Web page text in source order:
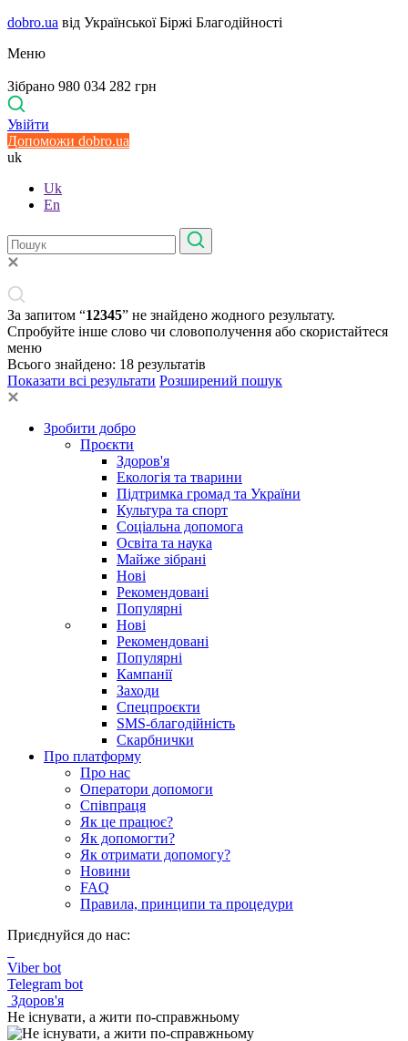
dobro.ua від Української Біржі Благодійності
Меню
Зібрано 980 034 282 грн
Увійти
Допоможи dobro.ua
uk
Uk
En
За запитом “12345” не знайдено жодного результату.
Спробуйте інше слово чи словополучення або скористайтеся
меню
Всього знайдено: 18 результатів
Показати всі результати Розширений пошук
Зробити добро
Проєкти
Здоров'я
Екологія та тварини
Підтримка громад та України
Культура та спорт
Соціальна допомога
Освіта та наука
Майже зібрані
Нові
Рекомендовані
Популярні
Нові
Рекомендовані
Популярні
Кампанії
Заходи
Спецпроєкти
SMS-благодійність
Скарбнички
Про платформу
Про нас
Оператори допомоги
Співпраця
Як це працює?
Як допомогти?
Як отримати допомогу?
Новини
FAQ
Правила, принципи та процедури
Приєднуйся до нас:
Viber bot
Telegram bot
Здоров'я
Не існувати, а жити по-справжньому